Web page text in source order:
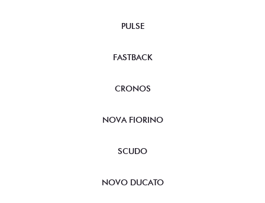
PULSE
FASTBACK
CRONOS
NOVA FIORINO
SCUDO
NOVO DUCATO